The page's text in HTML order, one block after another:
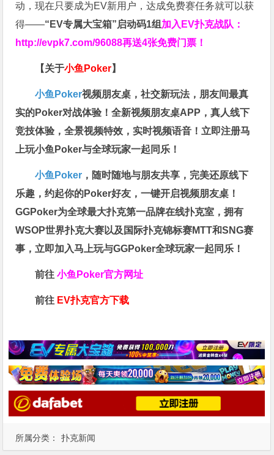
所属分类： 扑克新闻
动，现在只要成为EV新用户，达成免费赛任务就可以获
得——“EV专属大宝箱”启动码1组 加入EV扑克战队：
http://evpk7.com/96088再送4张免费门票！
【关于小鱼Poker】
小鱼Poker视频朋友桌，社交新玩法，朋友间最真
实的Poker对战体验！全新视频朋友桌APP，真人线下
竞技体验，全景视频特效，实时视频语音！立即注册马
上玩小鱼Poker与全球玩家一起同乐！
小鱼Poker ，随时随地与朋友共享，完美还原线下
乐趣，约起你的Poker好友，一键开启视频朋友桌！
GGPoker为全球最大扑克第一品牌在线扑克室，拥有
WSOP世界扑克大赛以及国际扑克锦标赛MTT和SNG赛
事，立即加入马上玩与GGPoker全球玩家一起同乐！
前往小鱼Poker官方网址
前往 EV扑克官方下载